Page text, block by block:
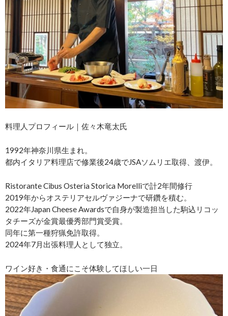
料理人プロフィール｜佐々木竜太氏
1992年神奈川県生まれ。
都内イタリア料理店で修業後24歳でJSAソムリエ取得、渡伊。
Ristorante Cibus Osteria Storica Morelliで計2年間修行
2019年からオステリアセルヴァジーナで研鑽を積む。
2022年Japan Cheese Awardsで自身が製造担当した駒込リコッ
タチーズが金賞最優秀部門賞受賞。
同年に第一種狩猟免許取得。
2024年7月出張料理人として独立。
ワイン好き・食通にこそ体験してほしい一日